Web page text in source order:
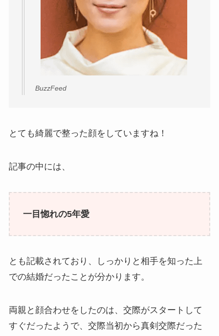
BuzzFeed
とても綺麗で整った顔をしていますね！
記事の中には、
一目惚れの5年愛
とも記載されており、しっかりと相手を知った上
での結婚だったことが分かります。
両親と顔合わせをしたのは、交際がスタートして
すぐだったようで、交際当初から真剣交際だった